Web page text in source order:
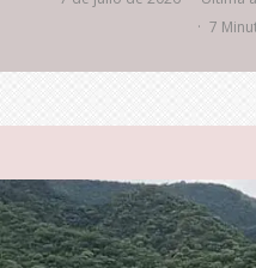
· 7